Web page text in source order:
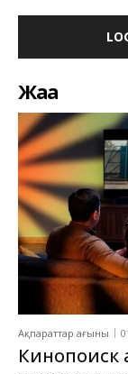
Жаңа
Ақпараттар ағыны
Кинопоиск